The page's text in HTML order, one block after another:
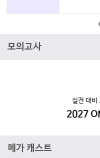
모의고사
실전 대비
2027
메가 캐스트